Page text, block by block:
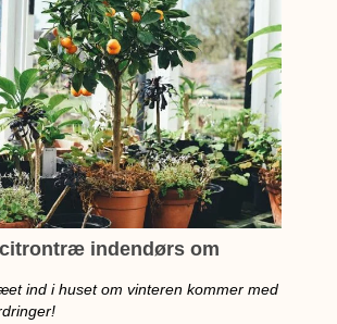
indendørs om
ind i huset om vinteren kommer med